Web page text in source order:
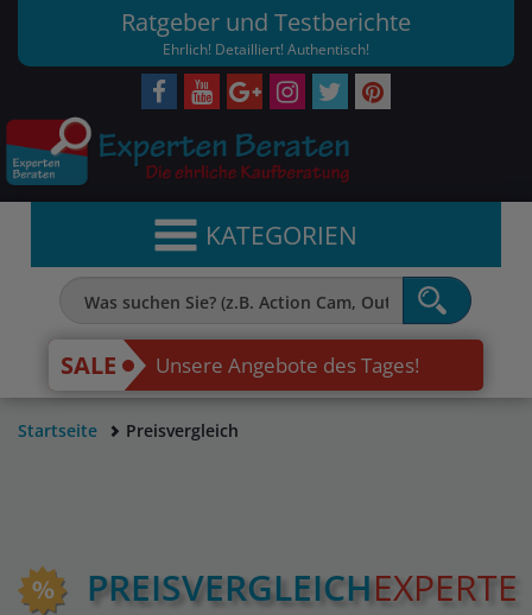
Ratgeber und Testberichte
Ehrlich! Detailliert! Authentisch!
KATEGORIEN
SALE Unsere Angebote des Tages!
Startseite Preisvergleich
PREIS­VERGLEICHEXPERTE